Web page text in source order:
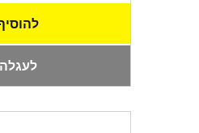
לעגלה